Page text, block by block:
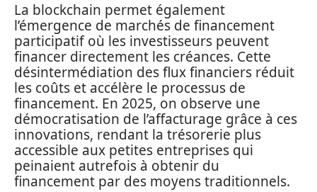
La blockchain permet également
l’émergence de marchés de financement
participatif où les investisseurs peuvent
financer directement les créances. Cette
désintermédiation des flux financiers réduit
les coûts et accélère le processus de
financement. En 2025, on observe une
démocratisation de l’affacturage grâce à ces
innovations, rendant la trésorerie plus
accessible aux petites entreprises qui
peinaient autrefois à obtenir du
financement par des moyens traditionnels.